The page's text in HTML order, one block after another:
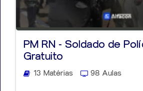
PM RN - Soldado de
Gratuito
13 Matérias 98 Aulas